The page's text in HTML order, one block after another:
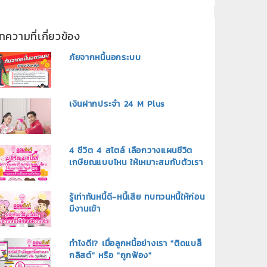
ความที่เกี่ยวข้อง
ภัยจากหนี้นอกระบบ
เงินฝากประจำ 24 M Plus
4 ชีวิต 4 สไตล์ เลือกวางแผนชีวิต
เกษียณแบบไหน ให้เหมาะสมกับตัวเรา
รู้เท่าทันหนี้ดี-หนี้เสีย ทบทวนหนี้ให้ก่อน
มีงานเข้า
ทำไงดี!? เมื่อลูกหนี้อย่างเรา "ติดแบล็
กลิสต์" หรือ "ถูกฟ้อง"